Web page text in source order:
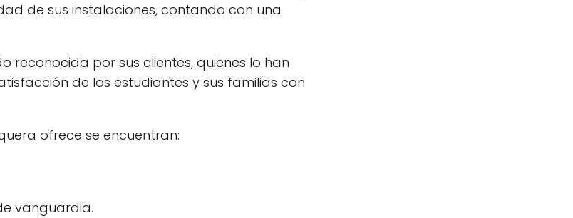
de sus instalaciones, contando con una
por sus clientes, quienes lo han
de los estudiantes y sus familias con
ofrece se encuentran:
vanguardia.